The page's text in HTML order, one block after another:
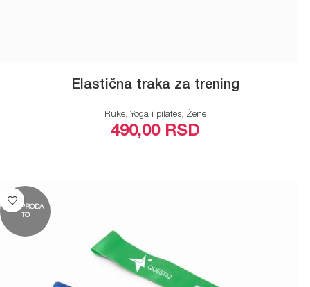
Elastična traka za trening
Ruke, Yoga i pilates, Žene
490,00 RSD
RASPRODA
TO